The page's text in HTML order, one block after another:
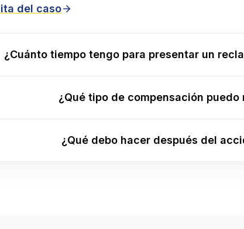
del caso
¿Cuánto tiempo tengo para presentar un
¿Qué tipo de compensación puedo
¿Qué debo hacer después del